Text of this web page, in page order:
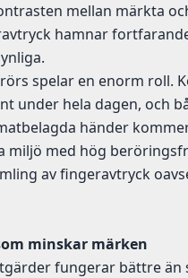
mellan märkta
hamnar
spelar en enorm roll.
under hela dagen, och
händer
miljö med hög
av fingeravtryck
minskar märken
fungerar bättre än